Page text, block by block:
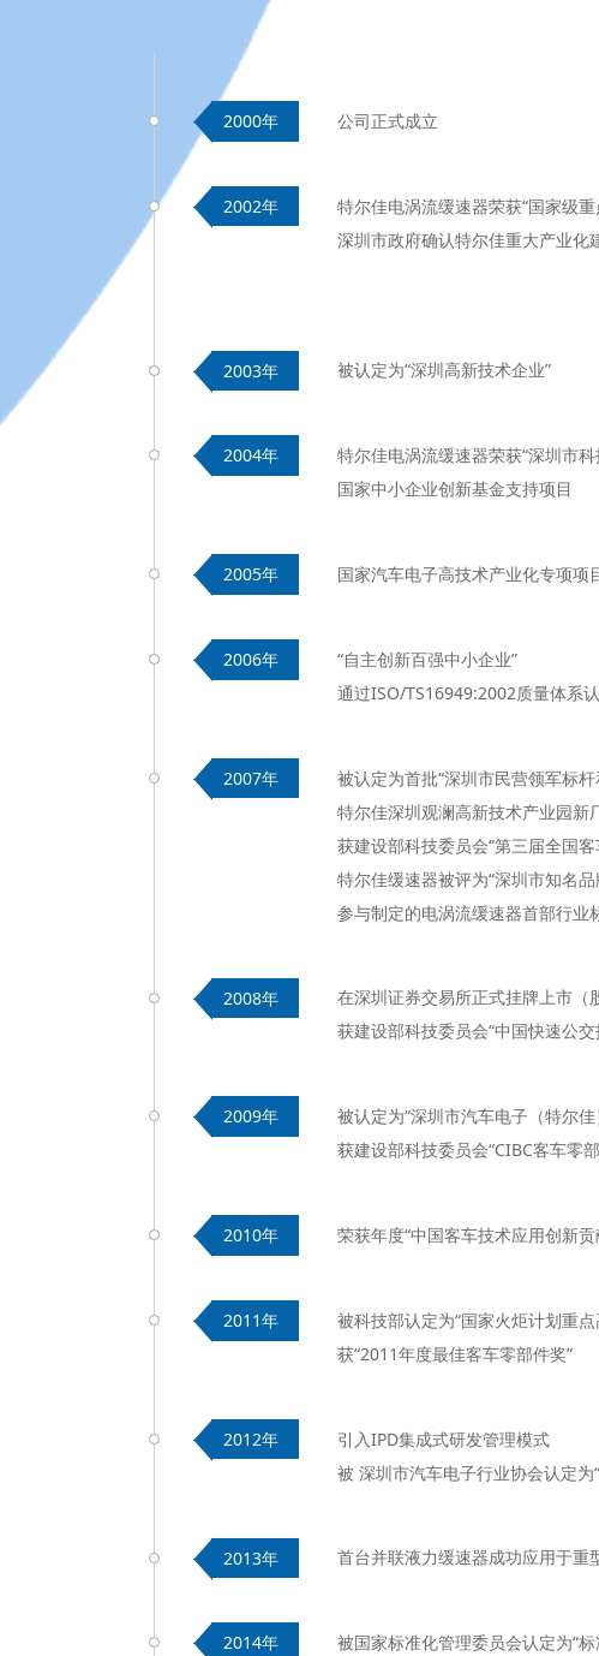
2000年 公司正式成立
2002年
特尔佳电涡流缓速器荣获“国家级
深圳市政府确认特尔佳重大产业化
2003年 被认定为“深圳高新技术企业”
2004年
特尔佳电涡流缓速器荣获“深圳市科
国家中小企业创新基金支持项目
2005年 国家汽车电子高技术产业化专项项
2006年 “自主创新百强中小企业”
通过ISO/TS16949:2002质量体系
2007年
被认定为首批“深圳市民营领军标
特尔佳深圳观澜高新技术产业园新
获建设部科技委员会“第三届全国
特尔佳缓速器被评为“深圳市知名品
参与制定的电涡流缓速器首部行
2008年
在深圳证券交易所正式挂牌上市（
获建设部科技委员会“中国快速公
2009年
被认定为“深圳市汽车电子（特尔
获建设部科技委员会“CIBC客车零
2010年 荣获年度“中国客车技术应用创新贡
2011年
被科技部认定为“国家火炬计划重
获“2011年度最佳客车零部件奖”
2012年
引入IPD集成式研发管理模式
被 深圳市汽车电子行业协会认定为
2013年 首台并联液力缓速器成功应用于重
2014年
被国家标准化管理委员会认定为“